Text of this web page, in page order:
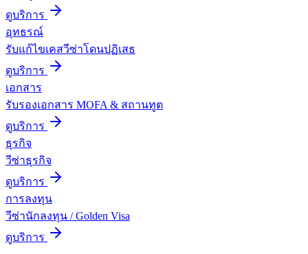
ดูบริการ
อุทธรณ์
รับแก้ไขเคสวีซ่าโดนปฏิเสธ
ดูบริการ
เอกสาร
รับรองเอกสาร MOFA & สถานทูต
ดูบริการ
ธุรกิจ
วีซ่าธุรกิจ
ดูบริการ
การลงทุน
วีซ่านักลงทุน / Golden Visa
ดูบริการ